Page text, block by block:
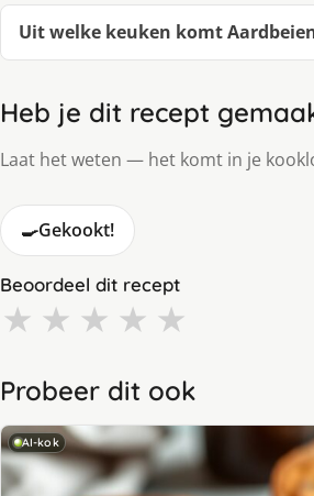
Uit welke keuken komt
Heb je dit recept
Laat het weten — het komt in je
🍳Gekookt!
Beoordeel dit recept
★ ★ ★ ★ ★
Probeer dit ook
AI-kok